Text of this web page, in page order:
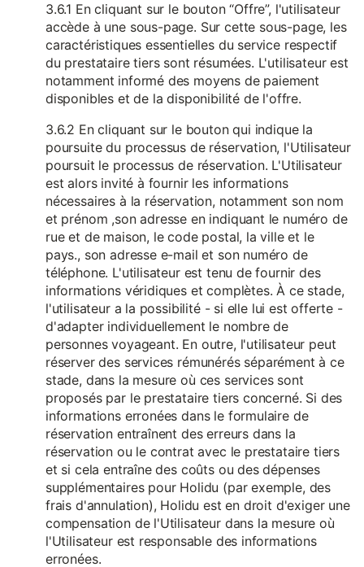
3.6.1 En cliquant sur le bouton “Offre”, l'utilisateur
accède à une sous-page. Sur cette sous-page, les
caractéristiques essentielles du service respectif
du prestataire tiers sont résumées. L'utilisateur est
notamment informé des moyens de paiement
disponibles et de la disponibilité de l'offre.
3.6.2 En cliquant sur le bouton qui indique la
poursuite du processus de réservation, l'Utilisateur
poursuit le processus de réservation. L'Utilisateur
est alors invité à fournir les informations
nécessaires à la réservation, notamment son nom
et prénom ,son adresse en indiquant le numéro de
rue et de maison, le code postal, la ville et le
pays., son adresse e-mail et son numéro de
téléphone. L'utilisateur est tenu de fournir des
informations véridiques et complètes. À ce stade,
l'utilisateur a la possibilité - si elle lui est offerte -
d'adapter individuellement le nombre de
personnes voyageant. En outre, l'utilisateur peut
réserver des services rémunérés séparément à ce
stade, dans la mesure où ces services sont
proposés par le prestataire tiers concerné. Si des
informations erronées dans le formulaire de
réservation entraînent des erreurs dans la
réservation ou le contrat avec le prestataire tiers
et si cela entraîne des coûts ou des dépenses
supplémentaires pour Holidu (par exemple, des
frais d'annulation), Holidu est en droit d'exiger une
compensation de l'Utilisateur dans la mesure où
l'Utilisateur est responsable des informations
erronées.